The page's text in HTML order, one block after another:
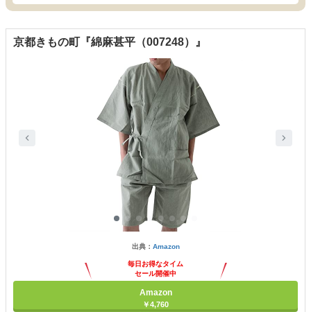
京都きもの町『綿麻甚平（007248）』
出典： Amazon
毎日お得なタイム
セール開催中
Amazon
￥4,760